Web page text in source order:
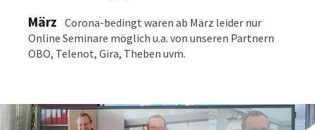
März Corona-bedingt waren ab März leider nur
Online Seminare möglich u.a. von unseren Partnern
OBO, Telenot, Gira, Theben uvm.